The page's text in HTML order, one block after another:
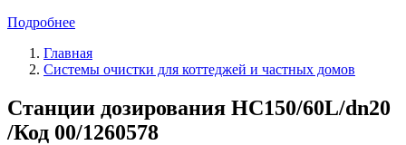
Подробнее
Главная
Системы очистки для коттеджей и частных домов
Станции дозирования HC150/60L/dn20
/Код 00/1260578